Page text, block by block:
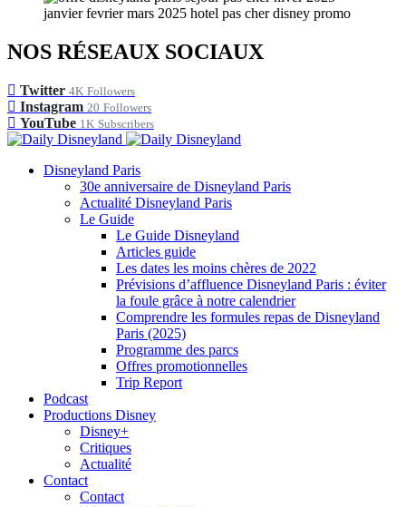
NOS RÉSEAUX SOCIAUX
Twitter 4K Followers
Instagram 20 Followers
YouTube 1K Subscribers
Disneyland Paris
30e anniversaire de Disneyland Paris
Actualité Disneyland Paris
Le Guide
Le Guide Disneyland
Articles guide
Les dates les moins chères de 2022
Prévisions d’affluence Disneyland Paris : éviter
la foule grâce à notre calendrier
Comprendre les formules repas de Disneyland
Paris (2025)
Programme des parcs
Offres promotionnelles
Trip Report
Podcast
Productions Disney
Disney+
Critiques
Actualité
Contact
Contact